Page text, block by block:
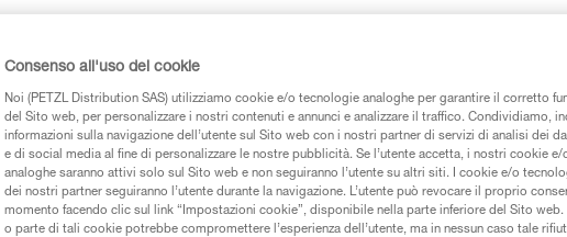
AXESS) consente di fornire
di sollevamento complesse che
ad esempio, tecniche di sollevamento ad
di sollevamento su REEVE.
Consenso all'uso dei cookie
Noi (PETZL Distribution SAS) utilizziamo cookie e/o tecnologie analoghe per garantire il corretto
del Sito web, per personalizzare i nostri contenuti e annunci e analizzare il traffico. Condividiamo,
informazioni sulla navigazione dell’utente sul Sito web con i nostri partner di servizi di analisi dei
e di social media al fine di personalizzare le nostre pubblicità. Se l’utente accetta, i nostri cookie
analoghe saranno attivi solo sul Sito web e non seguiranno l’utente su altri siti. I cookie e/o
dei nostri partner seguiranno l’utente durante la navigazione. L’utente può revocare il proprio
momento facendo clic sul link “Impostazioni cookie”, disponibile nella parte inferiore del Sito
o parte di tali cookie potrebbe compromettere l’esperienza dell’utente, ma in nessun caso tale